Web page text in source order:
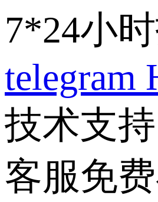
7*24小
telegram
技术支持
客服免